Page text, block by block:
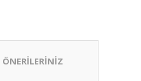
ÖNERİLERİNİZ